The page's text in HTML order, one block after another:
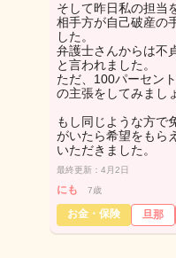
そして昨日私の担当
相手方が自己破産の
した。
弁護士さんからは不
と言われました。
ただ、100パーセン
の主張をしてみまし
もし同じような方で
がいたら希望をもら
いただきました。
最終更新：4月2日
にも 7歳
お金・保険 旦那